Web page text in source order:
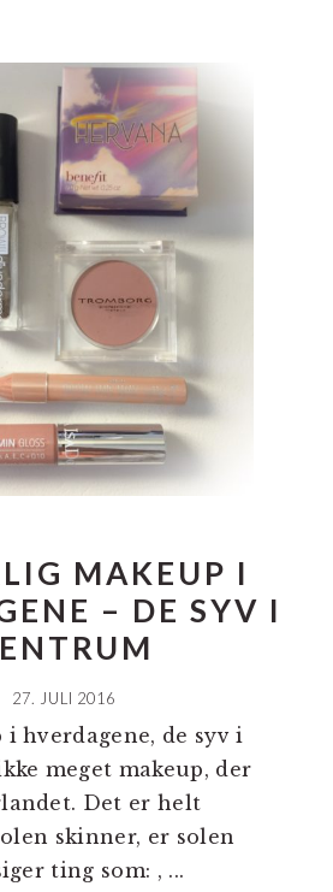
MAKEUP I
– DE SYV I
27. JULI 2016
hverdagene, de syv i
meget makeup, der
Det er helt
skinner, er solen
ting som: , ...